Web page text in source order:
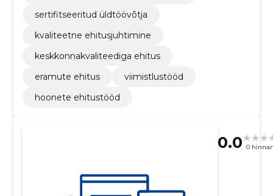
sertifitseeritud üldtöövõtja
kvaliteetne ehitusjuhtimine
keskkonnakvaliteediga ehitus
eramute ehitus
viimistlustööd
hoonete ehitustööd
0.0 0